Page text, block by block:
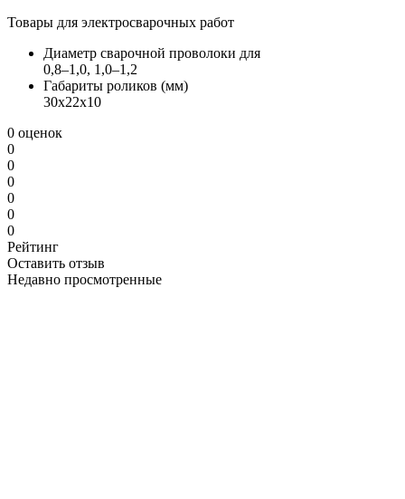
Товары для электросварочных работ
Диаметр сварочной проволоки для
0,8–1,0, 1,0–1,2
Габариты роликов (мм)
30х22х10
0 оценок
0
0
0
0
0
0
Рейтинг
Оставить отзыв
Недавно просмотренные